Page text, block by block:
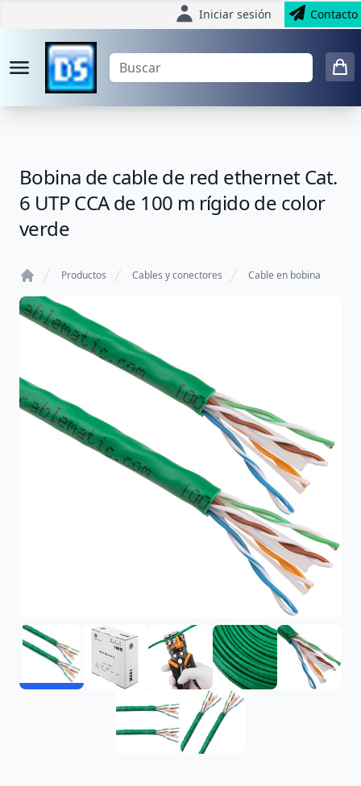
Iniciar sesión Contacto
Bobina de cable de red ethernet Cat.
6 UTP CCA de 100 m rígido de color
verde
Home
Productos Cables y conectores Cable en bobina